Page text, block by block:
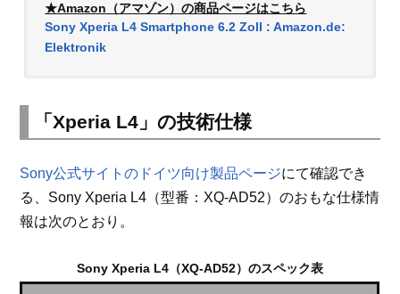
★Amazon（アマゾン）の商品ページはこちら
Sony Xperia L4 Smartphone 6.2 Zoll : Amazon.de:
Elektronik
「Xperia L4」の技術仕様
Sony公式サイトのドイツ向け製品ページにて確認でき
る、Sony Xperia L4（型番：XQ-AD52）のおもな仕様情
報は次のとおり。
Sony Xperia L4（XQ-AD52）のスペック表